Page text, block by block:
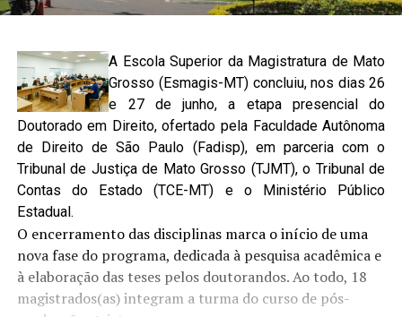
A Escola Superior da Magistratura de Mato
Grosso (Esmagis-MT) concluiu, nos dias 26
e 27 de junho, a etapa presencial do
Doutorado em Direito, ofertado pela Faculdade Autônoma
de Direito de São Paulo (Fadisp), em parceria com o
Tribunal de Justiça de Mato Grosso (TJMT), o Tribunal de
Contas do Estado (TCE-MT) e o Ministério Público
Estadual.
O encerramento das disciplinas marca o início de uma
nova fase do programa, dedicada à pesquisa acadêmica e
à elaboração das teses pelos doutorandos. Ao todo, 18
magistrados(as) integram a turma do curso de pós-